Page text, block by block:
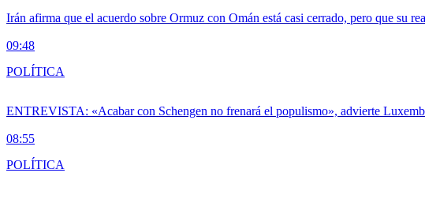
Irán afirma que el acuerdo sobre Ormuz con Omán está casi cerrado, pero que su
09:48
ENTREVISTA: «Acabar con Schengen no frenará el populismo», advierte
08:55
POLÍTICA
POLÍTICA